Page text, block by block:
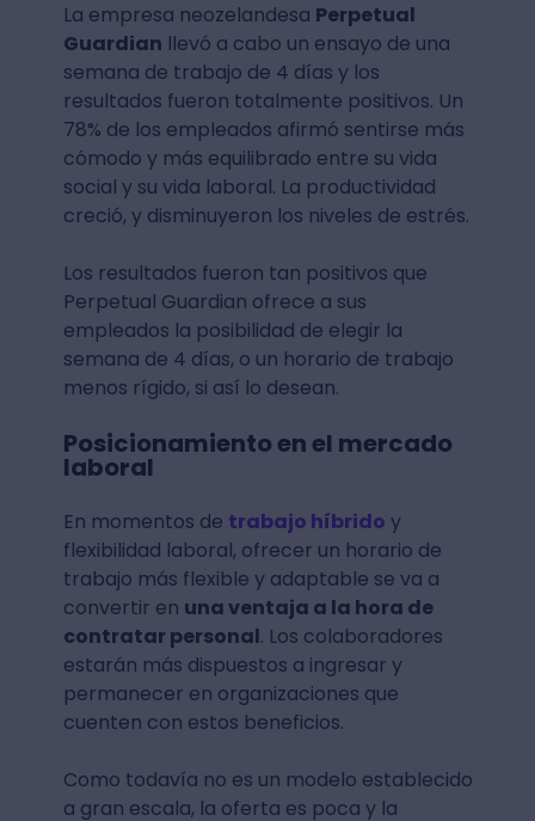
La empresa neozelandesa Perpetual
Guardian llevó a cabo un ensayo de una
semana de trabajo de 4 días y los
resultados fueron totalmente positivos. Un
78% de los empleados afirmó sentirse más
cómodo y más equilibrado entre su vida
social y su vida laboral. La productividad
creció, y disminuyeron los niveles de estrés.
Los resultados fueron tan positivos que
Perpetual Guardian ofrece a sus
empleados la posibilidad de elegir la
semana de 4 días, o un horario de trabajo
menos rígido, si así lo desean.
Posicionamiento en el mercado
laboral
En momentos de trabajo híbrido y
flexibilidad laboral, ofrecer un horario de
trabajo más flexible y adaptable se va a
convertir en una ventaja a la hora de
contratar personal. Los colaboradores
estarán más dispuestos a ingresar y
permanecer en organizaciones que
cuenten con estos beneficios.
Como todavía no es un modelo establecido
a gran escala, la oferta es poca y la